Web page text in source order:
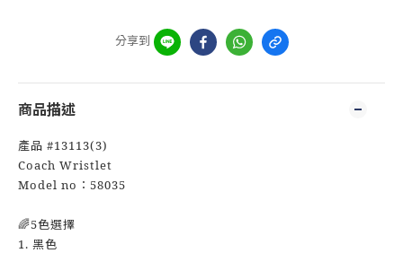
分享到
商品描述
產品 #13113(3)
Coach Wristlet
Model no：58035
🌈5色選擇
1. 黑色